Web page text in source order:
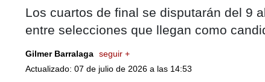
Los cuartos de final se disputarán del 9
entre selecciones que llegan como
Gilmer Barralaga seguir +
Actualizado: 07 de julio de 2026 a las 14:53